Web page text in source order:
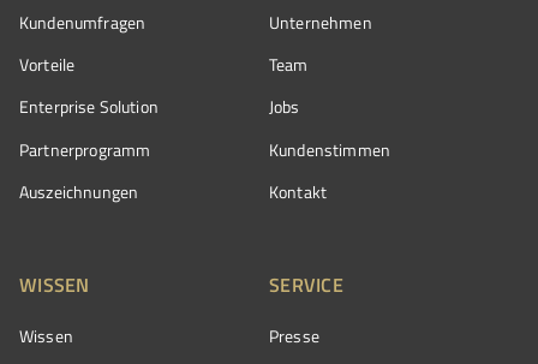
Kundenumfragen
Vorteile
Enterprise Solution
Partnerprogramm
Auszeichnungen
Unternehmen
Team
Jobs
Kundenstimmen
Kontakt
WISSEN
Wissen
SERVICE
Presse